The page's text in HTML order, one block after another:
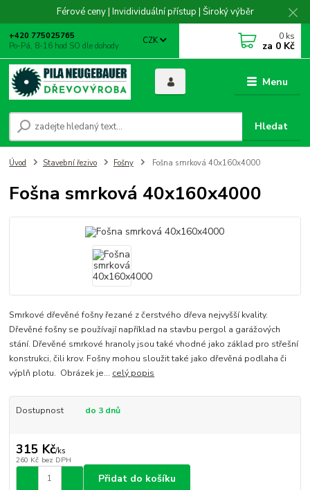
Férové ceny | Invidividuální přístup | Široký výběr
Menu
CZK
Hledat
+420 775025765
Po-Pá, 8-16 hod SO dle dohody
0 ks
za 0 Kč
Úvod Stavební řezivo Fošny Fošna smrková 40x160x4000
Fošna smrková 40x160x4000
Smrkové dřevěné fošny řezané z čerstvého dřeva nejvyšší kvality.
Dřevěné fošny se používají například na stavbu pergol a garážových
stání. Dřevěné smrkové hranoly jsou také vhodné jako základ pro střešní
konstrukci, čili krov. Fošny mohou sloužit také jako dřevěná podlaha či
výplň plotu. Obrázek je... celý popis
Dostupnost do 3 dnů
315 Kč/ks
260 Kč bez DPH
Přidat do košíku